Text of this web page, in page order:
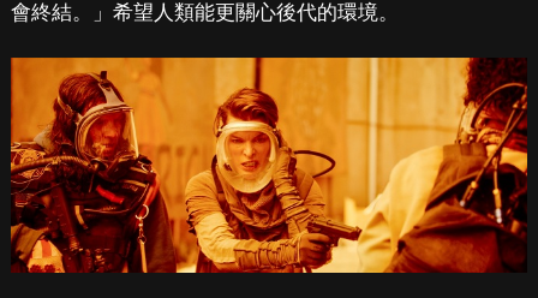
會終結。」希望人類能更關心後代的環境。